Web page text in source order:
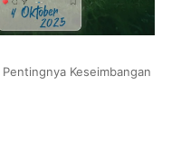
Keseimbangan